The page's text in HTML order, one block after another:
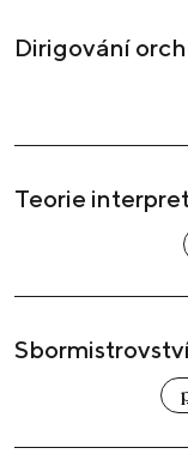
Dirigování
Teorie